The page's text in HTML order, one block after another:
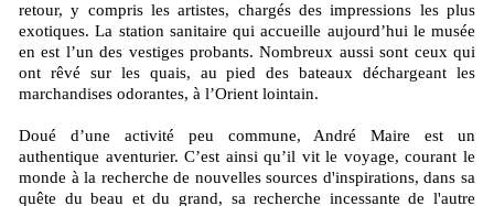
retour, y compris les artistes, chargés des impressions les plus
exotiques. La station sanitaire qui accueille aujourd’hui le musée
en est l’un des vestiges probants. Nombreux aussi sont ceux qui
ont rêvé sur les quais, au pied des bateaux déchargeant les
marchandises odorantes, à l’Orient lointain.
Doué d’une activité peu commune, André Maire est un
authentique aventurier. C’est ainsi qu’il vit le voyage, courant le
monde à la recherche de nouvelles sources d'inspirations, dans sa
quête du beau et du grand, sa recherche incessante de l'autre